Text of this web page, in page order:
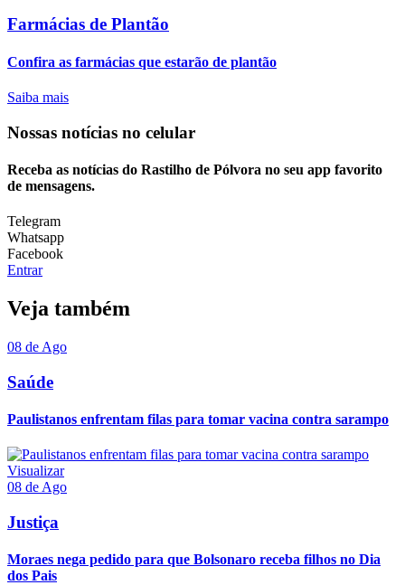
Farmácias de Plantão
Confira as farmácias que estarão de plantão
Saiba mais
Nossas notícias no celular
Receba as notícias do Rastilho de Pólvora no seu app favorito
de mensagens.
Telegram
Whatsapp
Facebook
Entrar
Veja também
08 de Ago
Saúde
Paulistanos enfrentam filas para tomar vacina contra sarampo
Visualizar
08 de Ago
Justiça
Moraes nega pedido para que Bolsonaro receba filhos no Dia
dos Pais